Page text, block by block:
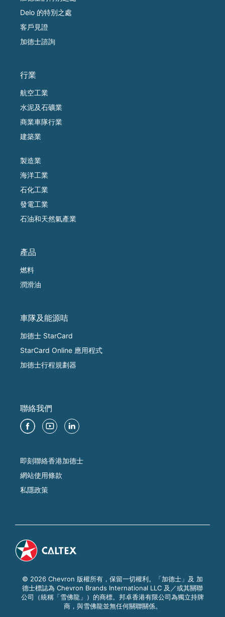
Delo 的特別之處
客戶見證
加德士諮詢
行業
航空工業
水泥及石礦業
商業車隊行業
建築業
製造業
海洋工業
石化工業
發電工業
石油和天然氣產業
產品
燃料
潤滑油
車隊及能源咭
加德士 StarCard
StarCard Online 應用程式
加德士行程規劃器
聯絡我們
即刻聯絡香港加德士
網站使用條款
私隱政策
© 2026 Chevron 版權所有，保留一切權利。「加德士」及 加
德士標誌為 Chevron Brands International LLC 及／或其關聯
公司（統稱「雪佛龍」）的商標。邦卓香港有限公司為獨立持牌
商，與雪佛龍並無任何關聯關係。